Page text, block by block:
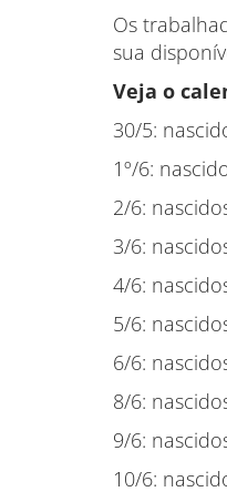
Os
sua
Veja o
30/5:
1º/6:
2/6:
3/6:
4/6:
5/6:
6/6:
8/6:
9/6:
10/6: